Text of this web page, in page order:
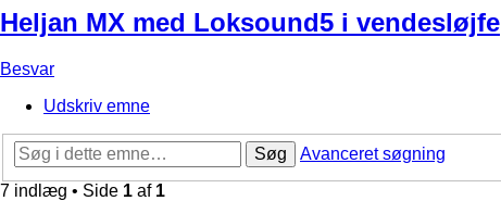
Heljan MX med Loksound5 i vendesløjfe
Besvar
Udskriv emne
Søg
Avanceret søgning
7 indlæg • Side 1 af 1